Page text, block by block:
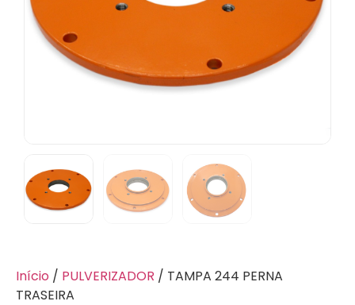
Início / PULVERIZADOR / TAMPA 244 PERNA
TRASEIRA